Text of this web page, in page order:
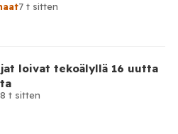
7 t sitten
loivat tekoälyllä 16 uutta
8 t sitten